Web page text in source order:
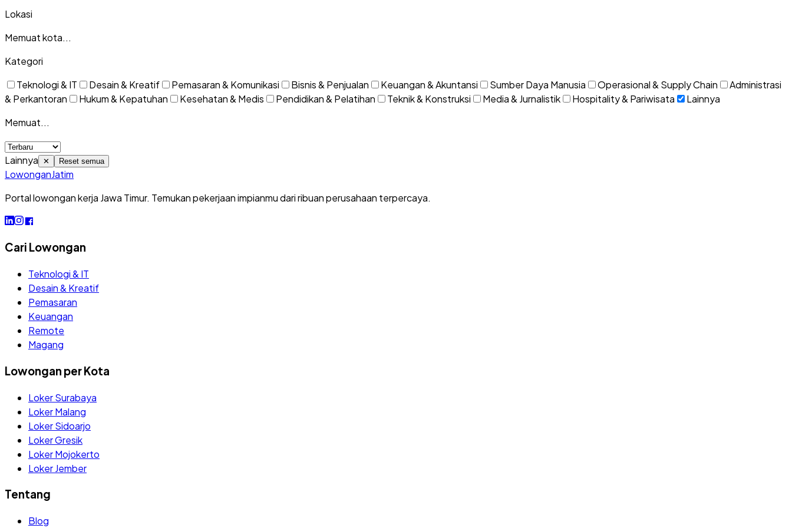
Lokasi
Memuat kota...
Kategori
Teknologi & IT
Desain & Kreatif Pemasaran & Komunikasi Bisnis & Penjualan Keuangan & Akuntansi Sumber Daya Manusia Operasional & Supply Chain
Administrasi
& Perkantoran
Hukum & Kepatuhan Kesehatan & Medis Pendidikan & Pelatihan Teknik & Konstruksi Media & Jurnalistik Hospitality & Pariwisata
Lainnya
Memuat...
Lainnya ✕ Reset semua
LowonganJatim
Portal lowongan kerja Jawa Timur. Temukan pekerjaan impianmu dari ribuan perusahaan terpercaya.
Cari Lowongan
Teknologi & IT
Desain & Kreatif
Pemasaran
Keuangan
Remote
Magang
Lowongan per Kota
Loker Surabaya
Loker Malang
Loker Sidoarjo
Loker Gresik
Loker Mojokerto
Loker Jember
Tentang
Blog